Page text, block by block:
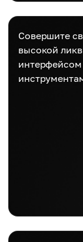
Совершите
высокой